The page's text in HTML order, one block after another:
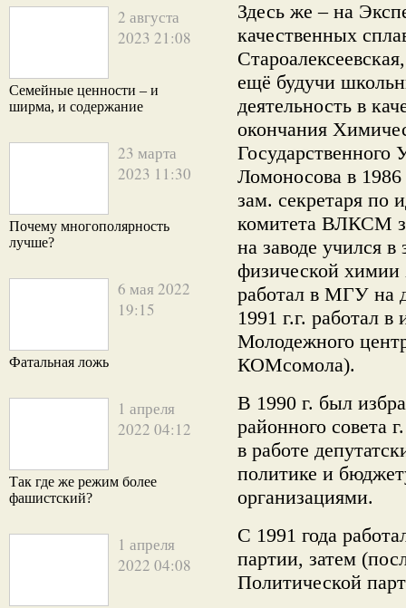
2 августа
2023 21:08
Семейные ценности – и
ширма, и содержание
23 марта
2023 11:30
Почему многополярность
лучше?
6 мая 2022
19:15
Фатальная ложь
1 апреля
2022 04:12
Так где же режим более
фашистский?
1 апреля
2022 04:08
Здесь же – на
качественных
ещё будучи
деятельность в
окончания
Ломоносова в 1986
зам. секретаря по
комитета ВЛКСМ
на заводе учился
физической
работал в МГУ на
1991 г.г. работал
Молодежного
КОМсомола).
В 1990 г. был
районного совета
в работе
политике и
организациями.
С 1991 года
партии, затем
Политической